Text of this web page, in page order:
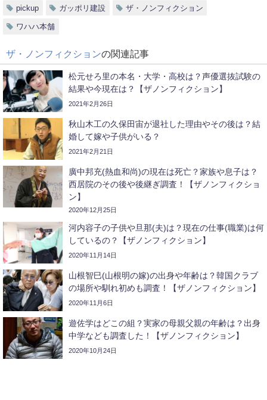
pickup ガッポリ建設 ザ・ノンフィクション
ワハハ本舗
ザ・ノンフィクションの関連記事
松元せろ里の本名・大学・高校は？声優選抜試験の
結果や今現在は？【ザノンフィクション】
2021年2月26日
秋山木工の久保田宙が退社した理由やその後は？結
婚して嫁や子供がいる？
2021年2月21日
廣中邦充(熱血和尚)の現在は死亡？家族や息子は？
西居院のその後や後継ぎ調査！【ザノンフィクショ
ン】
2020年12月25日
河内容子の子供や旦那(夫)は？現在の仕事(職業)は何
しているの？【ザノンフィクション】
2020年11月14日
山根智巳(山根明の嫁)の出身や年齢は？韓国クラブ
の場所や馴れ初めも調査！【ザノンフィクション】
2020年11月6日
遊佐学はどこの組？実家の母親父親の年齢は？出身
中学なども調査した！【ザノンフィクション】
2020年10月24日